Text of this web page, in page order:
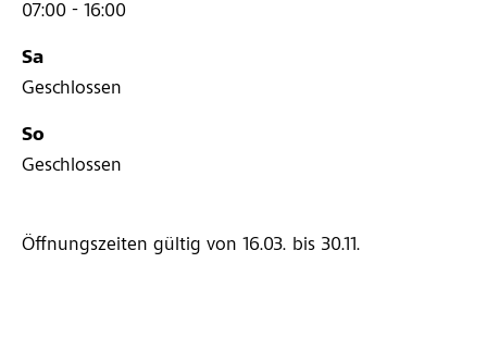
07:00 - 16:00
Sa
Geschlossen
So
Geschlossen
Öffnungszeiten gültig von 16.03. bis 30.11.